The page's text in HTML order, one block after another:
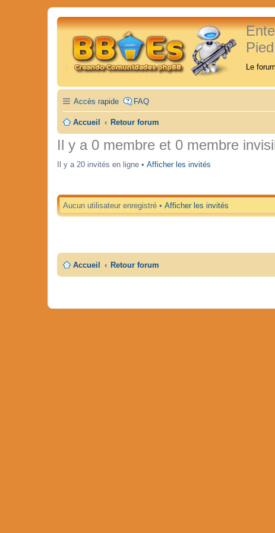
Pied
Le
Accès rapide FAQ
Accueil Retour forum
Il y a 0 membre et 0 membre
Il y a 20 invités en ligne • Afficher les invités
Aucun utilisateur enregistré • Afficher les invités
Accueil Retour forum